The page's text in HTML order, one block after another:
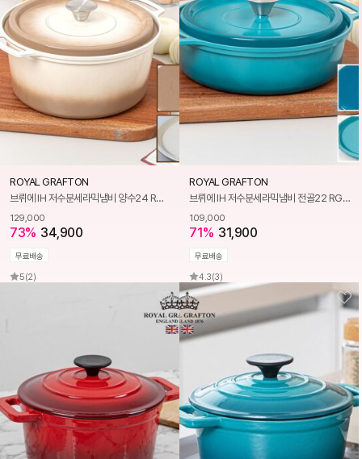
ROYAL GRAFTON
브뤼에 IH 저수분세라믹냄비 양수24 RG1045
129,000
73% 34,900
무료배송
5(2)
ROYAL GRAFTON
브뤼에 IH 저수분세라믹냄비 전골22 RG1046
109,000
71% 31,900
무료배송
4.3(3)